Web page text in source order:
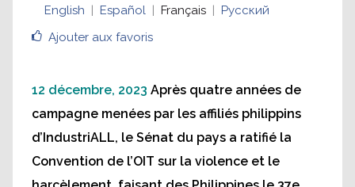
Ajouter aux favoris
English
Español Français Русский
12 décembre, 2023 Après quatre années de
campagne menées par les affiliés philippins
d’IndustriALL, le Sénat du pays a ratifié la
Convention de l’OIT sur la violence et le